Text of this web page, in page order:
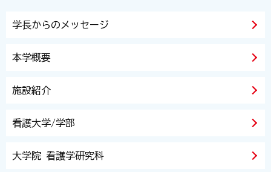
学長からのメッセージ
本学概要
施設紹介
看護大学/学部
大学院 看護学研究科